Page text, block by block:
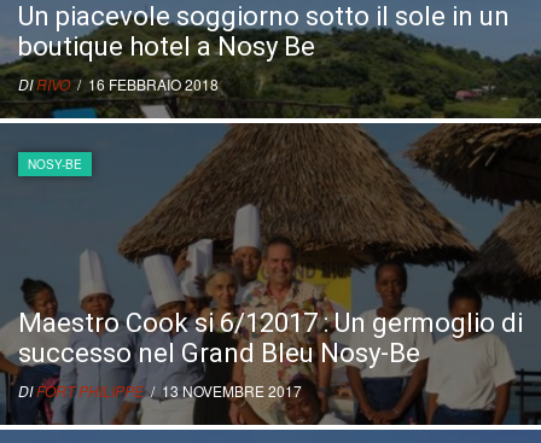
Un piacevole soggiorno sotto il sole in un
boutique hotel a Nosy Be
DIRIVO/ 16 FEBBRAIO 2018
NOSY-BE
Maestro Cook si 6/12017 : Un germoglio di
successo nel Grand Bleu Nosy-Be
DIFORT PHILIPPE/ 13 NOVEMBRE 2017